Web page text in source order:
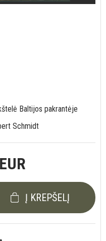
Baltijos pakrantėje
Schmidt
Į KREPŠELĮ